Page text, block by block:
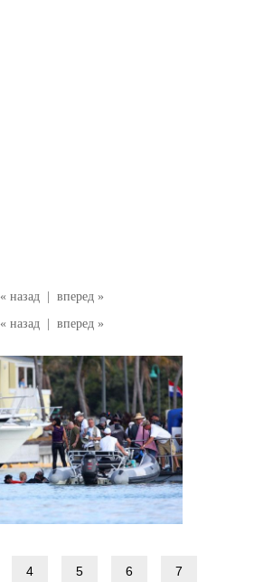
« назад
вперед »
« назад
вперед »
4 5 6 7